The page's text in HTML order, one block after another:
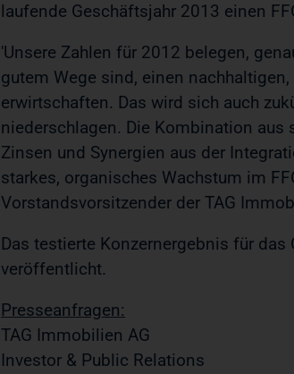
laufende Geschäftsjahr 2013 einen
'Unsere Zahlen für 2012 belegen,
gutem Wege sind, einen
erwirtschaften. Das wird sich auch
niederschlagen. Die Kombination
Zinsen und Synergien aus der
starkes, organisches Wachstum im
Vorstandsvorsitzender der TAG
Das testierte Konzernergebnis für
veröffentlicht.
Presseanfragen:
TAG Immobilien AG
Investor & Public Relations